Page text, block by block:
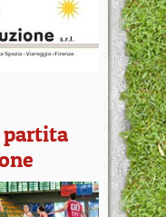
partita